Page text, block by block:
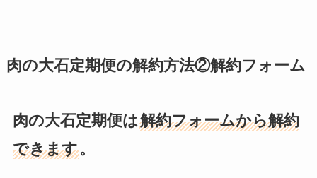
肉の大石定期便の解約方法②解約フォーム
肉の大石定期便は解約フォームから解約
できます。